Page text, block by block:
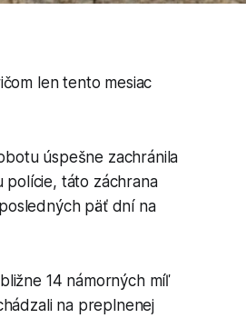
len tento mesiac
úspešne zachránila
polície, táto záchrana
päť dní na
14 námorných míľ
na preplnenej